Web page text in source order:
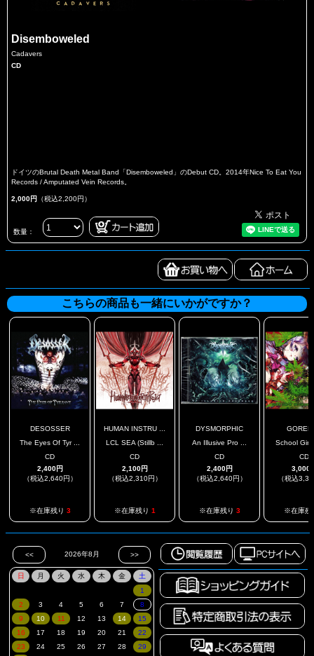
Disemboweled
Cadavers
CD
ドイツのBrutal Death Metal Band「Disemboweled」のDebut CD。2014年Nice To Eat You
Records / Amputated Vein Records。
2,000円 （税込2,200円）
数量：
こちらの商品も一緒にいかがですか？
DESOSSER
The Eyes Of Tyr ...
CD
2,400円
（税込2,640円）
※在庫残り 3
HUMAN INSTRU ...
LCL SEA (Stillb ...
CD
2,100円
（税込2,310円）
※在庫残り 1
DYSMORPHIC
An Illusive Pro ...
CD
2,400円
（税込2,640円）
※在庫残り 3
School Girl
CD
3,000
（税込
※在庫残